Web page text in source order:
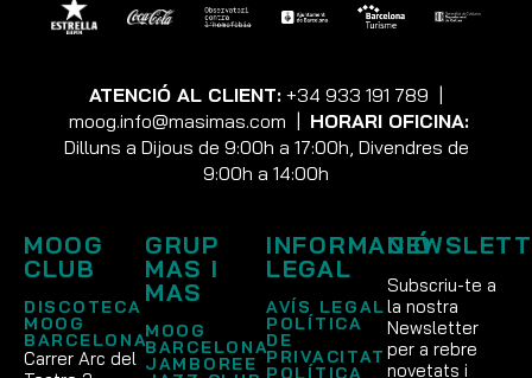
ATENCIÓ AL CLIENT: +34 933 191 789 |
moog.info@masimas.com | HORARI OFICINA:
Dilluns a Dijous de 9:00h a 17:00h, Divendres de
9:00h a 14:00h
MOOG
CLUB
DISCOTECA
MOOG
BARCELONA
Carrer Arc del
GRUP
MAS I
MAS
MOOG
BARCELONA
JAMBOREE
INFORMACIÓ
LEGAL
AVÍS LEGAL
POLÍTICA
DE
PRIVACITAT
POLÍTICA
Subscriu-te a
la nostra
Newsletter
per a rebre
novetats i